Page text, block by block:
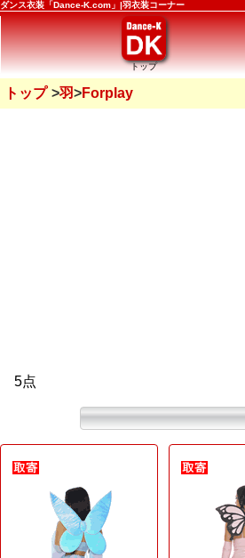
ダンス衣装「Dance-K.com」|羽衣装コーナー
トップ
トップ 羽 Forplay
5点